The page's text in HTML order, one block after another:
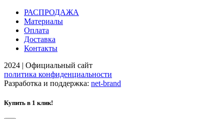
РАСПРОДАЖА
Материалы
Оплата
Доставка
Контакты
2024 | Официальный сайт
политика конфиденциальности
Разработка и поддержка: net-brand
Купить в 1 клик!